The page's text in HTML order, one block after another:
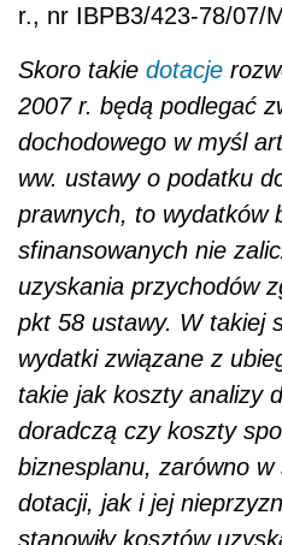
r., nr IBPB3/423-78/07/
Skoro takie dotacje
2007 r. będą podlegać
dochodowego w myśl
ww. ustawy o podatku
prawnych, to wydatków
sfinansowanych nie
uzyskania przychodów
pkt 58 ustawy. W takiej
wydatki związane z
takie jak koszty analizy
doradczą czy koszty
biznesplanu, zarówno
dotacji, jak i jej
stanowiły kosztów